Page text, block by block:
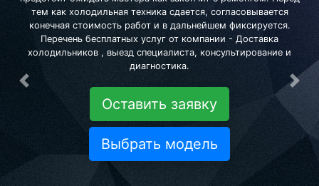
тем как холодильная техника сдается, согласовывается
конечная стоимость работ и в дальнейшем фиксируется.
Перечень бесплатных услуг от компании - Доставка
холодильников , выезд специалиста, консультирование и
диагностика.
Оставить заявку
Выбрать модель
Предыдущая